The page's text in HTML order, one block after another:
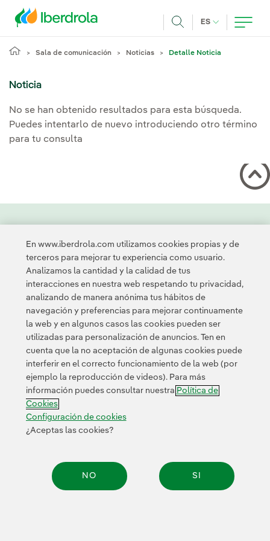
ES IDIOMA
Sala de comunicación Noticias Detalle Noticia
Noticia
No se han obtenido resultados para esta búsqueda.
Puedes intentarlo de nuevo introduciendo otro término
para tu consulta
Transparencia en el uso de la IA Política de cookies
Configuración de cookies Accesibilidad Canal de denuncias
© 2026 Iberdrola, S.A. Reservados todos los derechos.
En www.iberdrola.com utilizamos cookies propias y de
terceros para mejorar tu experiencia como usuario.
Analizamos la cantidad y la calidad de tus
interacciones en nuestra web respetando tu privacidad,
analizando de manera anónima tus hábitos de
navegación y preferencias para mejorar continuamente
la web y en algunos casos las cookies pueden ser
utilizadas para personalización de anuncios. Ten en
cuenta que la no aceptación de algunas cookies puede
interferir en el correcto funcionamiento de la web (por
ejemplo la reproducción de videos). Para más
información puedes consultar nuestra Política de
Cookies
Configuración de cookies
¿Aceptas las cookies?
NO SI